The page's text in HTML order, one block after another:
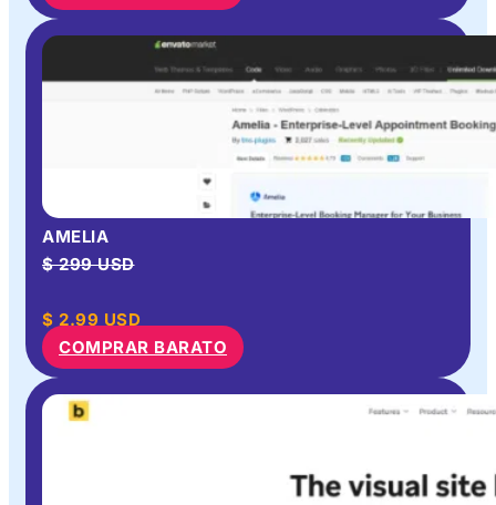
AMELIA
$ 299 USD
$ 2.99 USD
COMPRAR BARATO